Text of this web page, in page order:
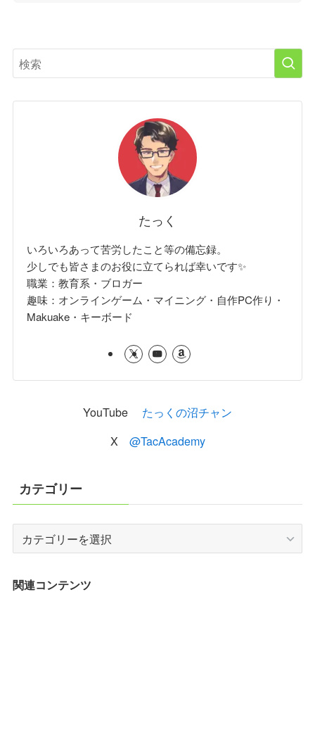
たっく
いろいろあって苦労したこと等の備忘録。
少しでも皆さまのお役に立てられば幸いです✨
職業：教育系・ブロガー
趣味：オンラインゲーム・マイニング・自作PC作り・
Makuake・キーボード
YouTube たっくの沼チャン
X @TacAcademy
カテゴリー
テ
リ
関連コンテンツ